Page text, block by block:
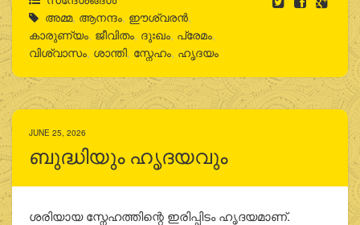
അമ്മ, ആനന്ദം, ഈശ്വരന്‍,
കാരുണ്യം, ജീവിതം, ദുഃഖം, പ്രേമം,
വിശ്വാസം, ശാന്തി, സ്നേഹം, ഹൃദയം
JUNE 25, 2026
ബുദ്ധിയും ഹൃദയവും
ശരിയായ സ്നേഹത്തിന്റെ ഇരിപ്പിടം ഹൃദയമാണ്.